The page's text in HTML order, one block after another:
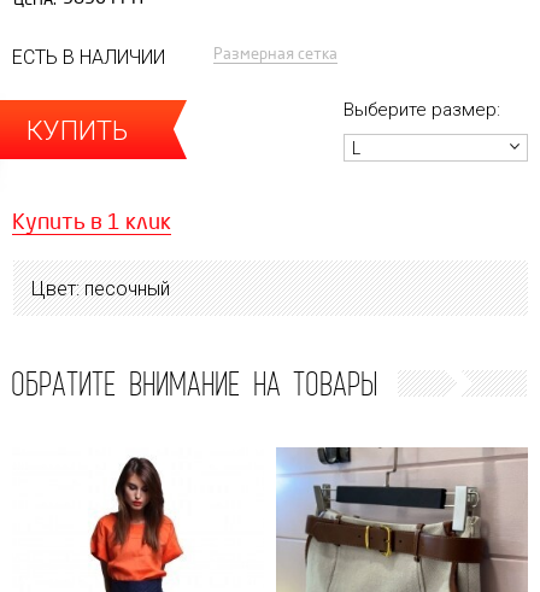
ЕСТЬ В НАЛИЧИИ Размерная сетка
КУПИТЬ
Выберите размер:
Купить в 1 клик
Цвет: песочный
ОБРАТИТЕ ВНИМАНИЕ НА ТОВАРЫ